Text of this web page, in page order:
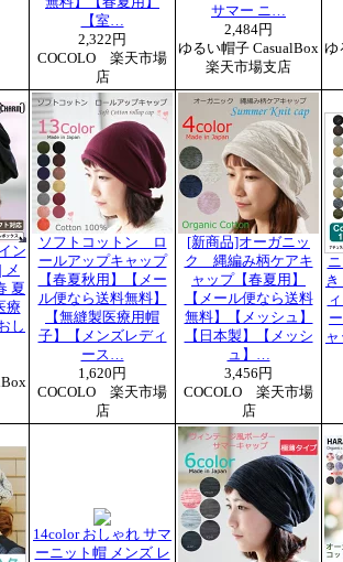
【室…
2,322円
COCOLO 楽天市場
店
サマー ニ…
2,484円
ゆるい帽子 CasualBox
楽天市場支店
ゆ
ン
メ
夏
療
し
ソフトコットン ロ
ールアップキャップ
【春夏秋用】【メー
ル便なら送料無料】
【無縫製医療用帽
子】【メンズレディ
ース…
1,620円
COCOLO 楽天市場
店
[新商品]オーガニッ
ク 縄編み柄ケアキ
ャップ【春夏用】
【メール便なら送料
無料】【メッシュ】
【日本製】【メッシ
ュ】…
3,456円
COCOLO 楽天市場
店
14color おしゃれ サマ
ーニット帽 メンズ レ